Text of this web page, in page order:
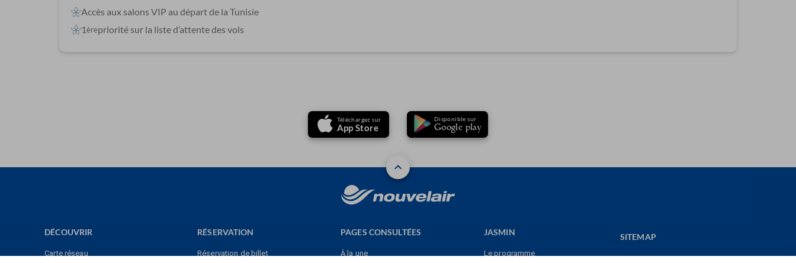
Accès aux salons VIP au départ de la Tunisie
1èrepriorité sur la liste d’attente des vols
Téléchargez sur
App Store
Disponible sur
Google play
DÉCOUVRIR
Carte réseau
RÉSERVATION
Réservation de billet
PAGES CONSULTÉES
À la une
JASMIN
Le programme
SITEMAP
CONTACTEZ-NOUS